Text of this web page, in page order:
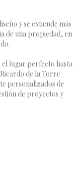
y se extiende más
de una propiedad, en
lugar perfecto hasta
de la Torre
personalizados de
de proyectos y